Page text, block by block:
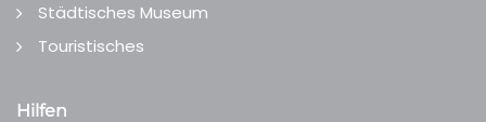
Städtisches Museum
Touristisches
Hilfen